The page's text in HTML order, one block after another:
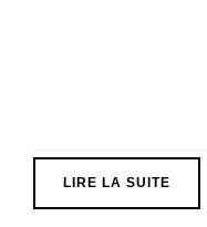
LIRE LA SUITE